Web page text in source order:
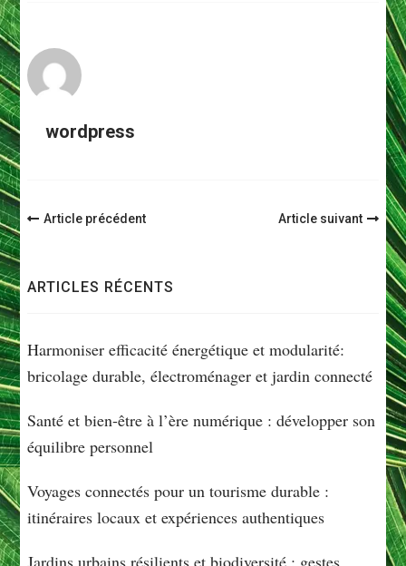
wordpress
Navigation
Article précédent Article suivant
ARTICLES RÉCENTS
Harmoniser efficacité énergétique et modularité:
bricolage durable, électroménager et jardin connecté
Santé et bien-être à l’ère numérique : développer son
équilibre personnel
Voyages connectés pour un tourisme durable :
itinéraires locaux et expériences authentiques
Jardins urbains résilients et biodiversité : gestes